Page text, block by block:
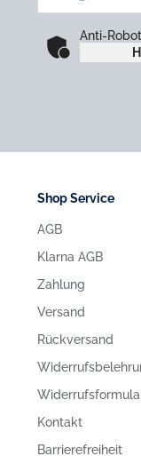
Anti-
Shop Service
AGB
Klarna AGB
Zahlung
Versand
Rückversand
Kontakt
Barrierefreiheit